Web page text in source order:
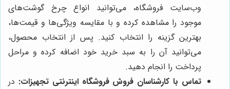
وب‌سایت فروشگاه، می‌توانید انواع چرخ گوشت‌های
موجود را مشاهده کرده و با مقایسه ویژگی‌ها و قیمت‌ها،
بهترین گزینه را انتخاب کنید. پس از انتخاب محصول،
می‌توانید آن را به سبد خرید خود اضافه کرده و مراحل
پرداخت را انجام دهید.
تماس با کارشناسان فروش فروشگاه اینترنتی تجهیزات: در